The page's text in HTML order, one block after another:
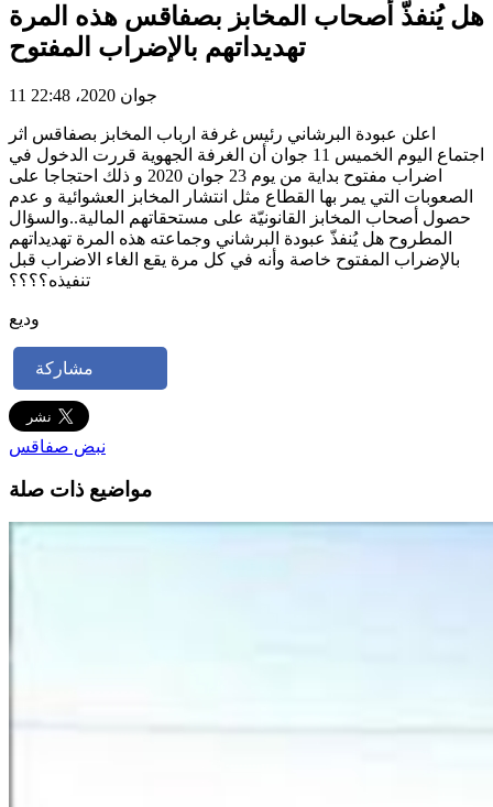
هل يُنفذّ أصحاب المخابز بصفاقس هذه المرة
تهديداتهم بالإضراب المفتوح
11 جوان 2020، 22:48
اعلن عبودة البرشاني رئيس غرفة ارباب المخابز بصفاقس اثر
اجتماع اليوم الخميس 11 جوان أن الغرفة الجهوية قررت الدخول في
اضراب مفتوح بداية من يوم 23 جوان 2020 و ذلك احتجاجا على
الصعوبات التي يمر بها القطاع مثل انتشار المخابز العشوائية و عدم
حصول أصحاب المخابز القانونيّة على مستحقاتهم المالية..والسؤال
المطروح هل يُنفذّ عبودة البرشاني وجماعته هذه المرة تهديداتهم
بالإضراب المفتوح خاصة وأنه في كل مرة يقع الغاء الاضراب قبل
تنفيذه؟؟؟؟
وديع
مشاركة
نبض صفاقس
مواضيع ذات صلة